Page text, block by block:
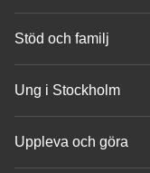
Stöd och familj
Ung i Stockholm
Uppleva och göra